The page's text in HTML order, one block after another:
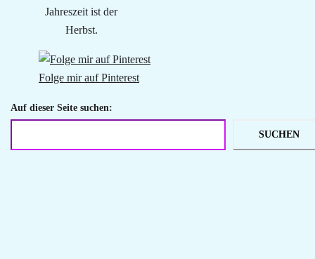
Jahreszeit ist der
Herbst.
Folge mir auf Pinterest
Auf dieser Seite suchen:
SUCHEN